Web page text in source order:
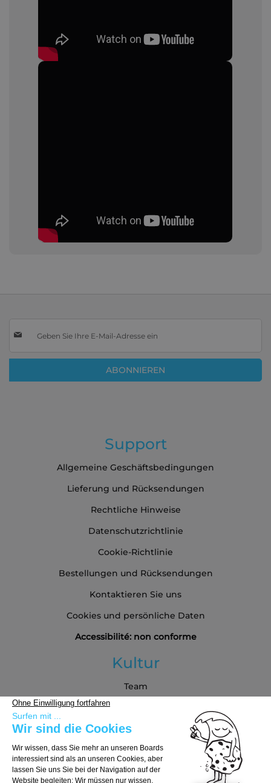
Sie
für
Newsletter
ABONNIEREN
Support
Allgemeine Geschäftsbedingungen
Lieferung und Rücksendungen
Rechtliche Hinweise
Datenschutzrichtlinie
Cookie-Richtlinie
Bestellungen und Rücksendungen
Kontaktieren Sie uns
Cookies und persönliche Daten
Accessibilité: non conforme
Kultur
Team
Partners
Kaufberatung